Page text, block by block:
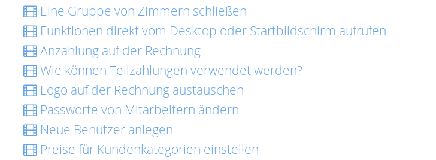
Eine Gruppe von Zimmern schließen
Funktionen direkt vom Desktop oder Startbildschirm aufrufen
Anzahlung auf der Rechnung
Wie können Teilzahlungen verwendet werden?
Logo auf der Rechnung austauschen
Passworte von Mitarbeitern ändern
Neue Benutzer anlegen
Preise für Kundenkategorien einstellen